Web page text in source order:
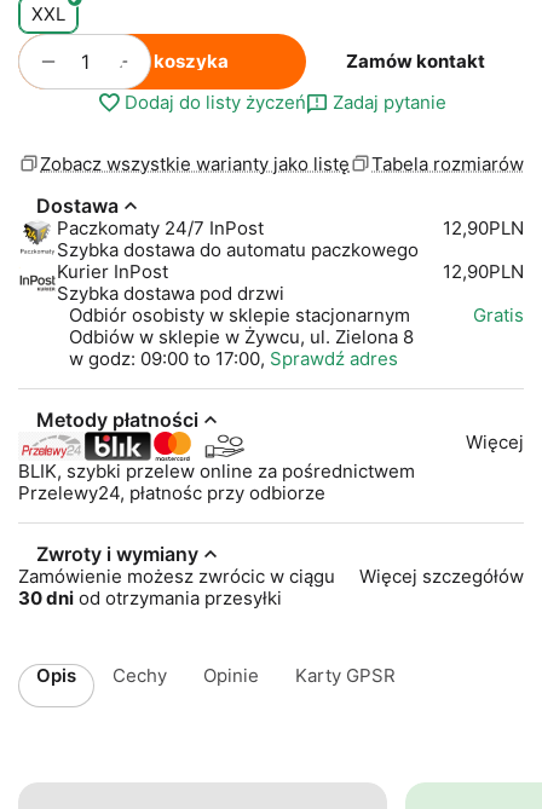
XXL
+
− Do koszyka
Zamów kontakt
Dodaj do listy życzeń
Zadaj pytanie
Zobacz wszystkie warianty jako listę Tabela rozmiarów
Dostawa
Paczkomaty 24/7 InPost
Szybka dostawa do automatu paczkowego
12,90PLN
Kurier InPost
Szybka dostawa pod drzwi
12,90PLN
Odbiór osobisty w sklepie stacjonarnym
Odbiów w sklepie w Żywcu, ul. Zielona 8
w godz: 09:00 to 17:00, Sprawdź adres
Gratis
Metody płatności
BLIK, szybki przelew online za pośrednictwem
Przelewy24, płatnośc przy odbiorze
Więcej
Zwroty i wymiany
Zamówienie możesz zwrócic w ciągu
30 dni od otrzymania przesyłki
Więcej szczegółów
Opis Cechy Opinie Karty GPSR